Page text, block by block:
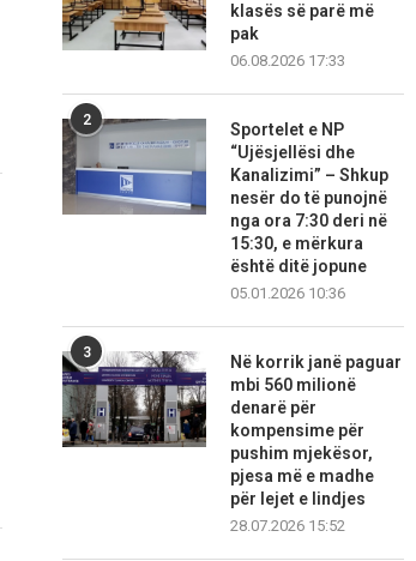
klasës së parë më
pak
06.08.2026 17:33
2
Sportelet e NP
“Ujësjellësi dhe
Kanalizimi” – Shkup
nesër do të punojnë
nga ora 7:30 deri në
15:30, e mërkura
është ditë jopune
05.01.2026 10:36
3
Në korrik janë paguar
mbi 560 milionë
denarë për
kompensime për
pushim mjekësor,
pjesa më e madhe
për lejet e lindjes
28.07.2026 15:52